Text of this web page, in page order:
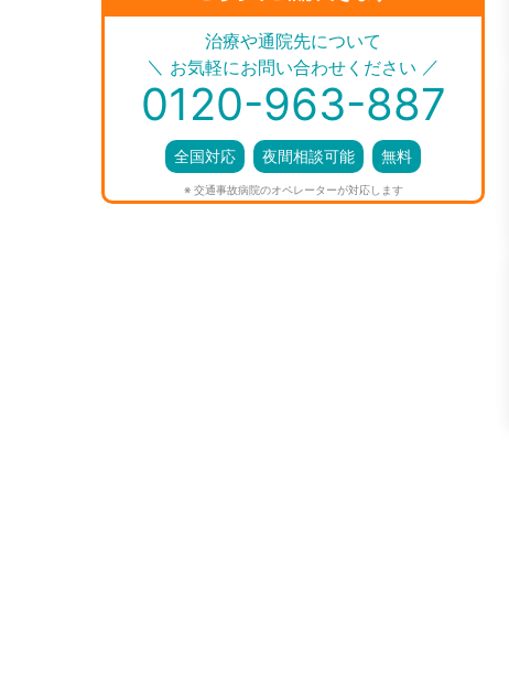
＼ ／
治療や通院先について
お気軽にお問い合わせください
0120-963-887
全国対応 夜間相談可能 無料
※ 交通事故病院のオペレーターが対応します